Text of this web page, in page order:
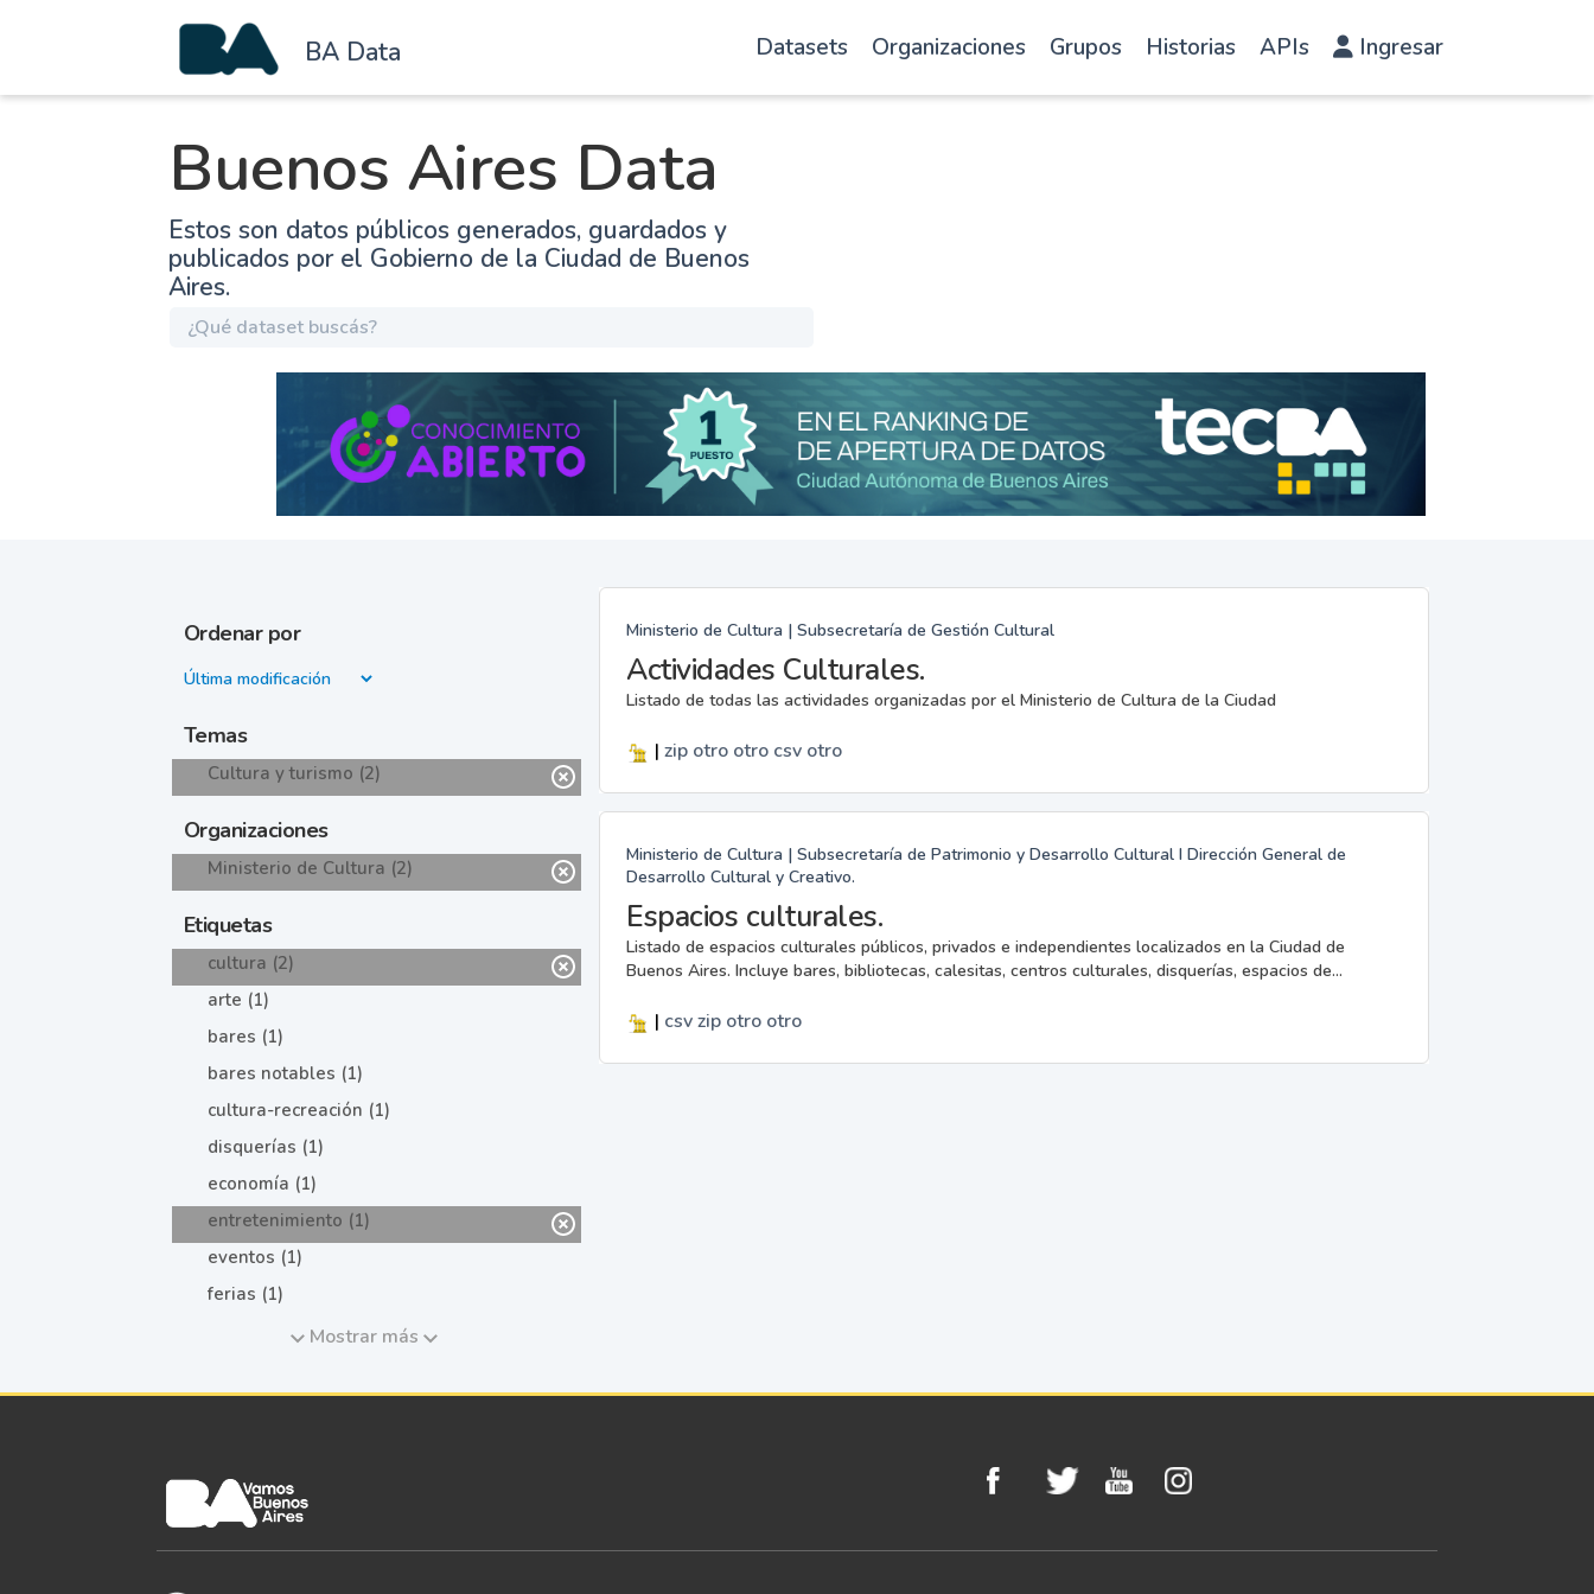
BA Data Datasets Organizaciones Grupos Historias APIs Ingresar
Buenos Aires Data
Estos son datos públicos generados, guardados y
publicados por el Gobierno de la Ciudad de Buenos
Aires.
Ordenar por
Temas
Cultura y turismo (2)
Organizaciones
Ministerio de Cultura (2)
Etiquetas
cultura (2)
arte (1)
bares (1)
bares notables (1)
cultura-recreación (1)
disquerías (1)
economía (1)
entretenimiento (1)
eventos (1)
ferias (1)
Mostrar más
Ministerio de Cultura | Subsecretaría de Gestión Cultural
Actividades Culturales.
Listado de todas las actividades organizadas por el Ministerio de Cultura de la Ciudad
| zip otro otro csv otro
Ministerio de Cultura | Subsecretaría de Patrimonio y Desarrollo Cultural I Dirección General de
Desarrollo Cultural y Creativo.
Espacios culturales.
Listado de espacios culturales públicos, privados e independientes localizados en la Ciudad de
Buenos Aires. Incluye bares, bibliotecas, calesitas, centros culturales, disquerías, espacios de...
| csvzip otro otro